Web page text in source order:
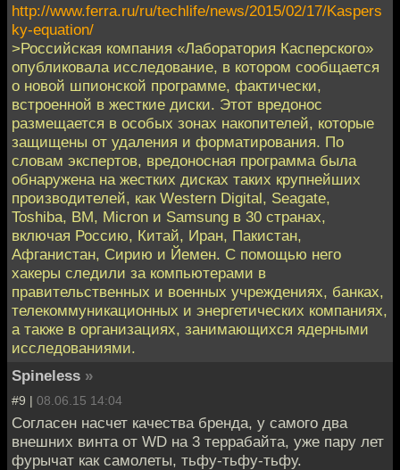
http://www.ferra.ru/ru/techlife/news/2015/02/17/Kaspers
ky-equation/
>Российская компания «Лаборатория Касперского»
опубликовала исследование, в котором сообщается
о новой шпионской программе, фактически,
встроенной в жесткие диски. Этот вредонос
размещается в особых зонах накопителей, которые
защищены от удаления и форматирования. По
словам экспертов, вредоносная программа была
обнаружена на жестких дисках таких крупнейших
производителей, как Western Digital, Seagate,
Toshiba, BM, Micron и Samsung в 30 странах,
включая Россию, Китай, Иран, Пакистан,
Афганистан, Сирию и Йемен. С помощью него
хакеры следили за компьютерами в
правительственных и военных учреждениях, банках,
телекоммуникационных и энергетических компаниях,
а также в организациях, занимающихся ядерными
исследованиями.
Spineless »
#9 | 08.06.15 14:04
Согласен насчет качества бренда, у самого два
внешних винта от WD на 3 террабайта, уже пару лет
фурычат как самолеты, тьфу-тьфу-тьфу.